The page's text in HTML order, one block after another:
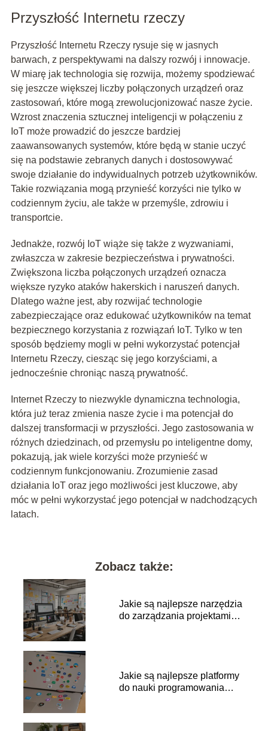
Przyszłość Internetu rzeczy
Przyszłość Internetu Rzeczy rysuje się w jasnych
barwach, z perspektywami na dalszy rozwój i innowacje.
W miarę jak technologia się rozwija, możemy spodziewać
się jeszcze większej liczby połączonych urządzeń oraz
zastosowań, które mogą zrewolucjonizować nasze życie.
Wzrost znaczenia sztucznej inteligencji w połączeniu z
IoT może prowadzić do jeszcze bardziej
zaawansowanych systemów, które będą w stanie uczyć
się na podstawie zebranych danych i dostosowywać
swoje działanie do indywidualnych potrzeb użytkowników.
Takie rozwiązania mogą przynieść korzyści nie tylko w
codziennym życiu, ale także w przemyśle, zdrowiu i
transportcie.
Jednakże, rozwój IoT wiąże się także z wyzwaniami,
zwłaszcza w zakresie bezpieczeństwa i prywatności.
Zwiększona liczba połączonych urządzeń oznacza
większe ryzyko ataków hakerskich i naruszeń danych.
Dlatego ważne jest, aby rozwijać technologie
zabezpieczające oraz edukować użytkowników na temat
bezpiecznego korzystania z rozwiązań IoT. Tylko w ten
sposób będziemy mogli w pełni wykorzystać potencjał
Internetu Rzeczy, ciesząc się jego korzyściami, a
jednocześnie chroniąc naszą prywatność.
Internet Rzeczy to niezwykle dynamiczna technologia,
która już teraz zmienia nasze życie i ma potencjał do
dalszej transformacji w przyszłości. Jego zastosowania w
różnych dziedzinach, od przemysłu po inteligentne domy,
pokazują, jak wiele korzyści może przynieść w
codziennym funkcjonowaniu. Zrozumienie zasad
działania IoT oraz jego możliwości jest kluczowe, aby
móc w pełni wykorzystać jego potencjał w nadchodzących
latach.
Zobacz także:
Jakie są najlepsze narzędzia
do zarządzania projektami
Jakie są najlepsze platformy
do nauki programowania